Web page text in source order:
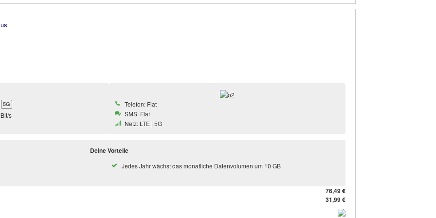
5G
s
Telefon: Flat
SMS: Flat
Netz: LTE | 5G
Deine Vorteile
Jedes Jahr wächst das monatliche Datenvolumen um 10 GB
76,49 €
31,99 €